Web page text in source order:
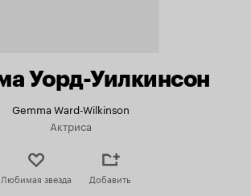
Уорд-Уилкинсон
Gemma Ward-Wilkinson
Актриса
Любимая звезда Добавить